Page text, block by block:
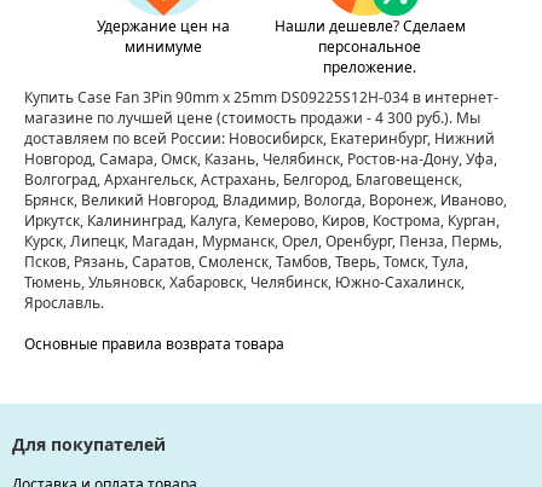
Удержание цен на
минимуме
Нашли дешевле? Сделаем
персональное
преложение.
Купить Case Fan 3Pin 90mm x 25mm DS09225S12H-034 в интернет-
магазине по лучшей цене(стоимость продажи - 4 300 руб.). Мы
доставляем по всей России: Новосибирск, Екатеринбург, Нижний
Новгород, Самара, Омск, Казань, Челябинск, Ростов-на-Дону, Уфа,
Волгоград, Архангельск, Астрахань, Белгород, Благовещенск,
Брянск, Великий Новгород, Владимир, Вологда, Воронеж, Иваново,
Иркутск, Калининград, Калуга, Кемерово, Киров, Кострома, Курган,
Курск, Липецк, Магадан, Мурманск, Орел, Оренбург, Пенза, Пермь,
Псков, Рязань, Саратов, Смоленск, Тамбов, Тверь, Томск, Тула,
Тюмень, Ульяновск, Хабаровск, Челябинск, Южно-Сахалинск,
Ярославль.
Основные правила возврата товара
Для покупателей